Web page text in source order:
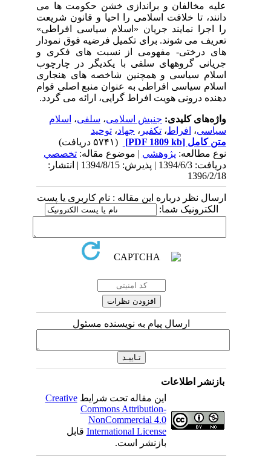
علیه مخالفان و براندازی خشن حکومت ها می
دانند، تا خلافت اسلامی را احیا و قانون شریعت
را اجرا نمایند جریان «اسلام سیاسی افراطی»
تعریف می شوند. برای تکمیل فرضیه فوق نمودار
های درختی- مفهومی از نسبت های فکری و
جریانی گروههای سلفی با یکدیگر در چارچوب
اسلام سیاسی و همچنین شاخصه های هنجاری
اسلام سیاسی افراطی به عنوان منبع اصلی قوام
دهنده درونی هویت افراط گرایی، ارائه می گردد.
واژه‌های کلیدی:جنبش اسلامی،سلفی،اسلام
سیاسی،افراط،تکفیر، جهاد،توحید
متن کامل[PDF 1809 kb]
نوع مطالعه:پژوهشي| موضوع مقاله:تخصصي
دریافت: 1394/6/3 | پذیرش: 1394/8/15 | انتشار:
1396/2/18
ارسال نظر درباره این مقاله : نام کاربری یا پست
الکترونیک شما:
ارسال پیام به نویسنده مسئول
بازنشر اطلاعات
این مقاله تحت شرایطCreative
Commons Attribution-
NonCommercial 4.0
International Licenseقابل
بازنشر است.